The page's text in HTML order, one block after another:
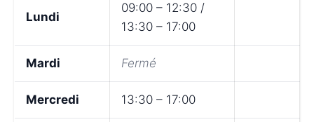
Lundi
09:00 – 12:30 /
13:30 – 17:00
Mardi Fermé
Mercredi 13:30 – 17:00